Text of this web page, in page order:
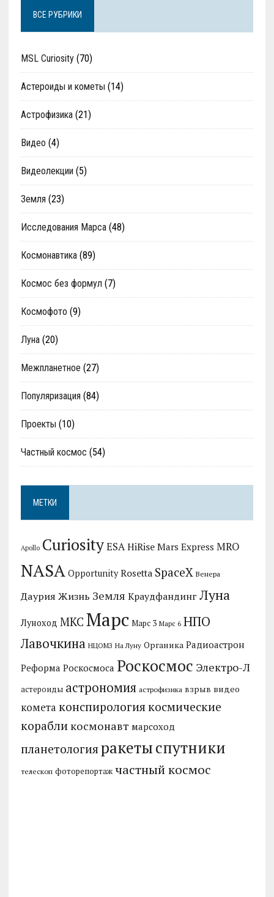
ВСЕ РУБРИКИ
MSL Curiosity(70)
Астероиды и кометы (14)
Астрофизика(21)
Видео (4)
Видеолекции (5)
Земля (23)
Исследования Марса(48)
Космонавтика(89)
Космос без формул (7)
Космофото (9)
Луна(20)
Межпланетное (27)
Популяризация (84)
Проекты (10)
Частный космос (54)
МЕТКИ
Apollo Curiosity ESA HiRise Mars Express MRO
NASA Opportunity Rosetta SpaceX Венера
Даурия Жизнь Земля Краудфандинг Луна
Луноход МКС Марс Марс 3 Марс 6 НПО
Лавочкина НЦОМЗ На Луну Органика Радиоастрон
Реформа Роскосмоса Роскосмос Электро-Л
астероиды астрономия астрофизика взрыв видео
комета конспирологиякосмические
корабликосмонавт марсоход
планетологияракетыспутники
телескоп фоторепортаж частный космос